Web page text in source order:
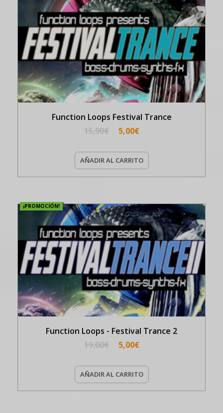
Function Loops Festival Trance
15,90€ 5,00€
AÑADIR AL CARRITO
¡PROMOCIÓN!
Function Loops - Festival Trance 2
19,00€ 5,00€
AÑADIR AL CARRITO